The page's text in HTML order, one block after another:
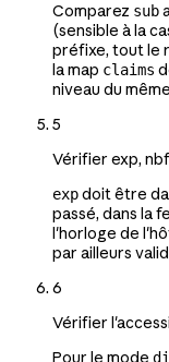
Comparez sub
(sensible à la
préfixe, tout le
la map claims
niveau du
5
Vérifier exp,
expdoit être
passé, dans la
l'horloge de
par ailleurs
6
Vérifier
Pour le mode